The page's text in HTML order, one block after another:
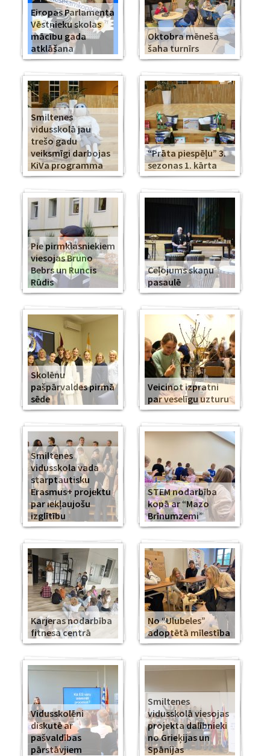
Eiropas Parlamenta
Vēstnieku skolas
mācību gada
atklāšana
Oktobra mēneša
šaha turnīrs
Smiltenes
vidusskolā jau
trešo gadu
veiksmīgi darbojas
KiVa programma
“Prāta piespēļu” 3.
sezonas 1. kārta
Pie pirmklasniekiem
viesojas Bruno
Bebrs un Runcis
Rūdis
Ceļojums skaņu
pasaulē
Skolēnu
pašpārvaldes pirmā
sēde
Veicinot izpratni
par veselīgu uzturu
Smiltenes
vidusskola vada
starptautisku
Erasmus+ projektu
par iekļaujošu
izglītību
STEM nodarbība
kopā ar “Mazo
Brīnumzemi”
Karjeras nodarbība
fitnesa centrā
No “Ulubeles”
adoptētā mīlestība
Vidusskolēni
diskutē ar
pašvaldības
pārstāvjiem
Smiltenes
vidusskolā viesojas
projekta dalībnieki
no Grieķijas un
Spānijas